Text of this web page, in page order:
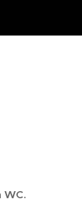
WC.